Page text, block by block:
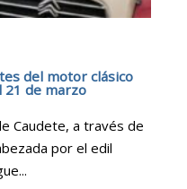
del motor clásico
de marzo
Caudete, a través de
por el edil
...